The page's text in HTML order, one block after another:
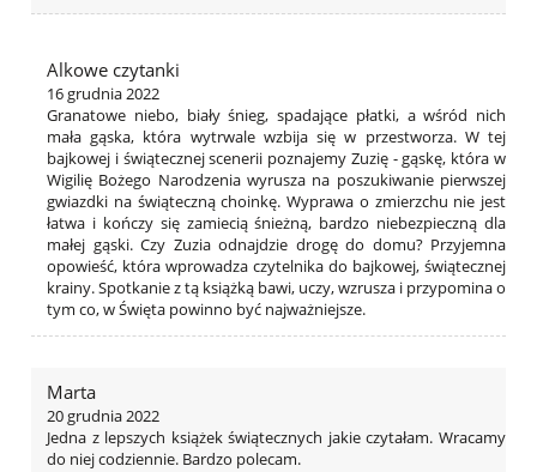
Alkowe czytanki
16 grudnia 2022
Granatowe niebo, biały śnieg, spadające płatki, a wśród nich
mała gąska, która wytrwale wzbija się w przestworza. W tej
bajkowej i świątecznej scenerii poznajemy Zuzię - gąskę, która w
Wigilię Bożego Narodzenia wyrusza na poszukiwanie pierwszej
gwiazdki na świąteczną choinkę. Wyprawa o zmierzchu nie jest
łatwa i kończy się zamiecią śnieżną, bardzo niebezpieczną dla
małej gąski. Czy Zuzia odnajdzie drogę do domu? Przyjemna
opowieść, która wprowadza czytelnika do bajkowej, świątecznej
krainy. Spotkanie z tą książką bawi, uczy, wzrusza i przypomina o
tym co, w Święta powinno być najważniejsze.
Marta
20 grudnia 2022
Jedna z lepszych książek świątecznych jakie czytałam. Wracamy
do niej codziennie. Bardzo polecam.